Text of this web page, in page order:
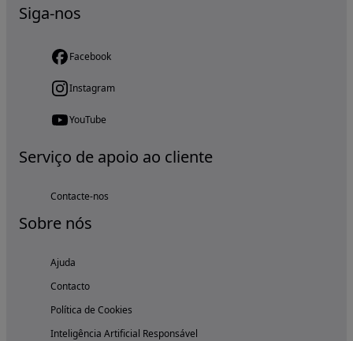
Siga-nos
Facebook
Instagram
YouTube
Serviço de apoio ao cliente
Contacte-nos
Sobre nós
Ajuda
Contacto
Política de Cookies
Inteligência Artificial Responsável